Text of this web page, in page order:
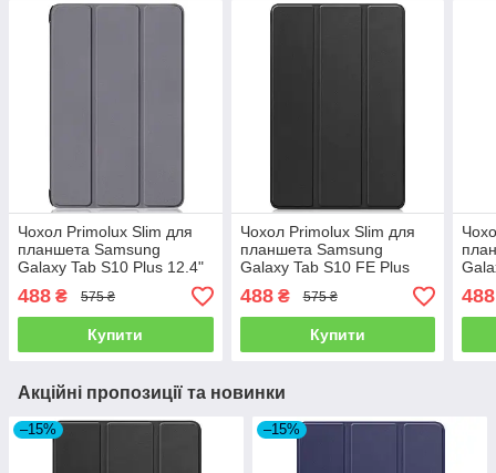
Чохол Primolux Slim для
планшета Samsung
Galaxy Tab S10 Plus 12.4"
(SM-X820 / SM-X826) -
Grey
488 ₴ 575 ₴
Купити
Чохол Primolux Slim для
планшета Samsung
Galaxy Tab S10 FE Plus
13.1" (SM-X620 / SM-
X626) - Black
488₴ 575 ₴
Купити
488
Акційні пропозиції та новинки
–15% –15%